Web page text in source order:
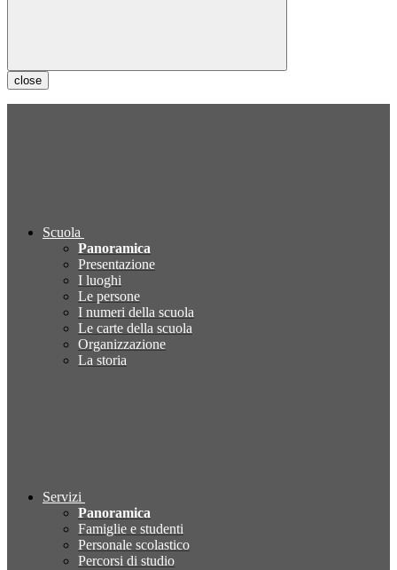
close
Scuola
Panoramica
Presentazione
I luoghi
Le persone
I numeri della scuola
Le carte della scuola
Organizzazione
La storia
Servizi
Panoramica
Famiglie e studenti
Personale scolastico
Percorsi di studio